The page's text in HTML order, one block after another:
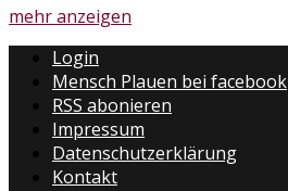
mehr anzeigen
Login
Mensch Plauen bei facebook
RSS abonieren
Impressum
Datenschutzerklärung
Kontakt